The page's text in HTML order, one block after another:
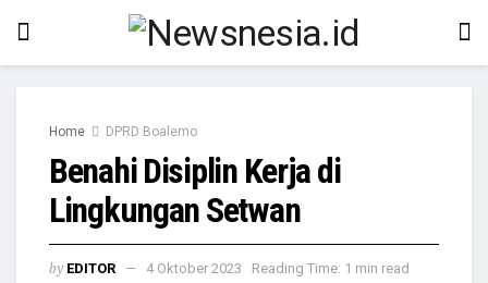
Home DPRD Boalemo
Benahi Disiplin Kerja di
Lingkungan Setwan
by EDITOR 4 Oktober 2023 Reading Time: 1 min read